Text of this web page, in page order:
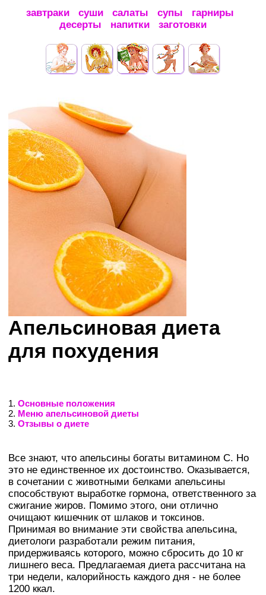
завтраки суши салаты супы
гарниры
десерты
напитки заготовки
Апельсиновая диета
для похудения
1. Основные положения
2. Меню апельсиновой диеты
3. Отзывы о диете
Все знают, что апельсины богаты витамином С. Но
это не единственное их достоинство. Оказывается,
в сочетании с животными белками апельсины
способствуют выработке гормона, ответственного за
сжигание жиров. Помимо этого, они отлично
очищают кишечник от шлаков и токсинов.
Принимая во внимание эти свойства апельсина,
диетологи разработали режим питания,
придерживаясь которого, можно сбросить до 10 кг
лишнего веса. Предлагаемая диета рассчитана на
три недели, калорийность каждого дня - не более
1200 ккал.